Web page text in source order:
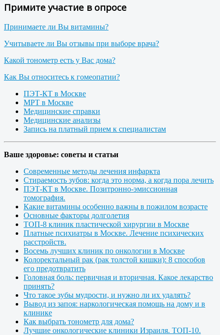
Примите участие в опросе
Принимаете ли Вы витамины?
Учитываете ли Вы отзывы при выборе врача?
Какой тонометр есть у Вас дома?
Как Вы относитесь к гомеопатии?
ПЭТ-КТ в Москве
МРТ в Москве
Медицинские справки
Медицинские анализы
Запись на платный прием к специалистам
Ваше здоровье: советы и статьи
Современные методы лечения инфаркта
Стираемость зубов: когда это норма, а когда пора лечить
ПЭТ-КТ в Москве. Позитронно-эмиссионная
томография.
Какие витамины особенно важны в пожилом возрасте
Основные факторы долголетия
ТОП-8 клиник пластической хирургии в Москве
Платные психиатры в Москве. Лечение психических
расстройств.
Восемь лучших клиник по онкологии в Москве
Колоректальный рак (рак толстой кишки): 8 способов
его предотвратить
Головная боль: первичная и вторичная. Какое лекарство
принять?
Что такое зубы мудрости, и нужно ли их удалять?
Вывод из запоя: наркологическая помощь на дому и в
клинике
Как выбрать тонометр для дома?
Лучшие онкологические клиники Израиля. ТОП-10.